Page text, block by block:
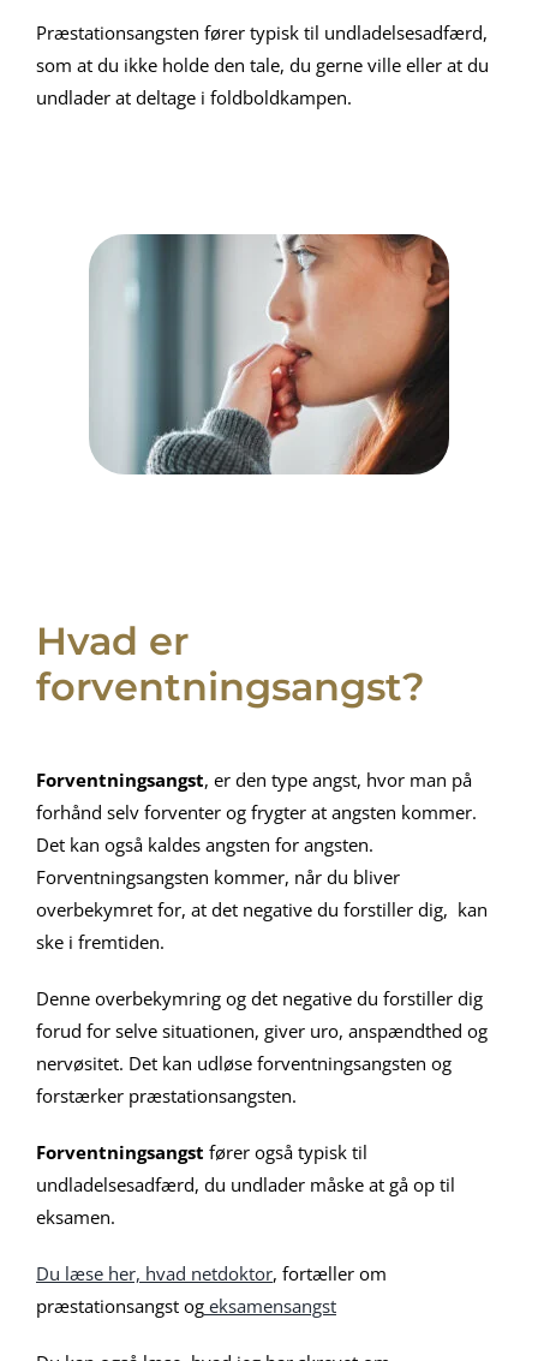
Præstationsangsten fører typisk til undladelsesadfærd,
som at du ikke holde den tale, du gerne ville eller at du
undlader at deltage i foldboldkampen.
Hvad er
forventningsangst?
Forventningsangst, er den type angst, hvor man på
forhånd selv forventer og frygter at angsten kommer.
Det kan også kaldes angsten for angsten.
Forventningsangsten kommer, når du bliver
overbekymret for, at det negative du forstiller dig, kan
ske i fremtiden.
Denne overbekymring og det negative du forstiller dig
forud for selve situationen, giver uro, anspændthed og
nervøsitet. Det kan udløse forventningsangsten og
forstærker præstationsangsten.
Forventningsangst fører også typisk til
undladelsesadfærd, du undlader måske at gå op til
eksamen.
Du læse her, hvad netdoktor, fortæller om
præstationsangst ogeksamensangst